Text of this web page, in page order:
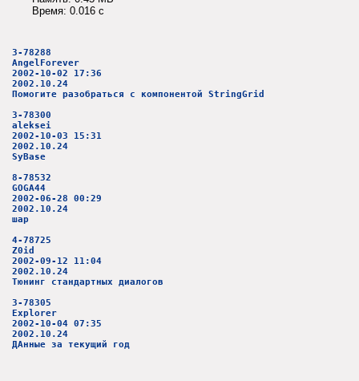
Время: 0.016 c
3-78288
AngelForever
2002-10-02 17:36
2002.10.24
Помогите разобраться с компонентой StringGrid
3-78300
aleksei
2002-10-03 15:31
2002.10.24
SyBase
8-78532
GOGA44
2002-06-28 00:29
2002.10.24
шар
4-78725
Z0id
2002-09-12 11:04
2002.10.24
Тюнинг стандартных диалогов
3-78305
Explorer
2002-10-04 07:35
2002.10.24
ДАнные за текущий год